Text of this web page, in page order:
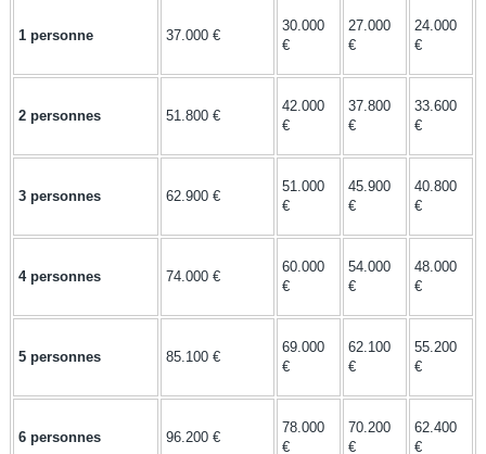
1 personne 37.000 €
30.000
€
27.000
€
24.000
€
2 personnes 51.800 €
42.000
€
37.800
€
33.600
€
3 personnes 62.900 €
51.000
€
45.900
€
40.800
€
4 personnes 74.000 €
60.000
€
54.000
€
48.000
€
5 personnes 85.100 €
69.000
€
62.100
€
55.200
€
6 personnes 96.200 €
78.000
€
70.200
€
62.400
€